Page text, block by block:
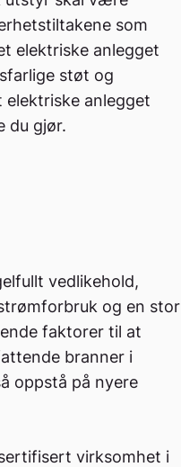
som
elektriske anlegget
støt og
elektriske anlegget
du gjør.
vedlikehold,
og en stor
faktorer til at
branner i
oppstå på nyere
virksomhet i